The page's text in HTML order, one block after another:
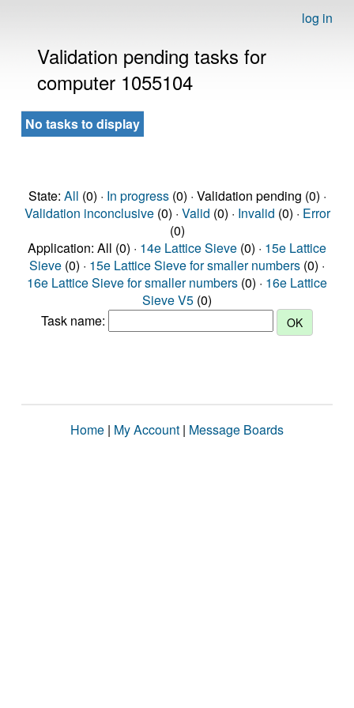
log in
Validation pending tasks for
computer 1055104
No tasks to display
State: All (0) · In progress(0) · Validation pending (0) ·
Validation inconclusive(0) · Valid (0) · Invalid (0) · Error
(0)
Application: All (0) · 14e Lattice Sieve (0) · 15e Lattice
Sieve (0) · 15e Lattice Sieve for smaller numbers (0) ·
16e Lattice Sieve for smaller numbers (0) · 16e Lattice
Sieve V5 (0)
Task name:
Home | My Account | Message Boards